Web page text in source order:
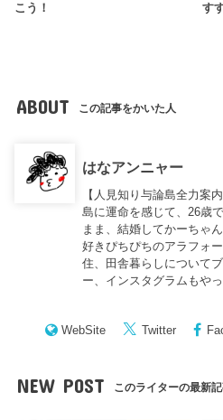
こう！
す
ABOUT この記事をかいた人
はなアンニャー
【人見知り与論島全力案
島に運命を感じて、26歳
まま、結婚してかーちゃ
好きぴちぴちのアラフォ
住、田舎暮らしについて
ー、インスタグラムもやっ
WebSite Twitter
NEW POST このライターの最新